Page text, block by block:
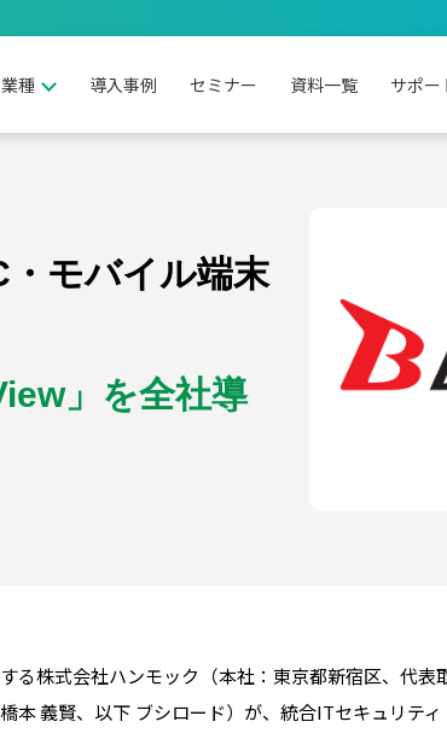
種 導入事例 セミナー 資料一覧 サポー
操作
生産性向
教育現場
モバイル端末
」を全社導
る株式会社ハンモック（本社：東京都新宿区、代
本 義賢、以下 ブシロード）が、統合ITセキュリテ